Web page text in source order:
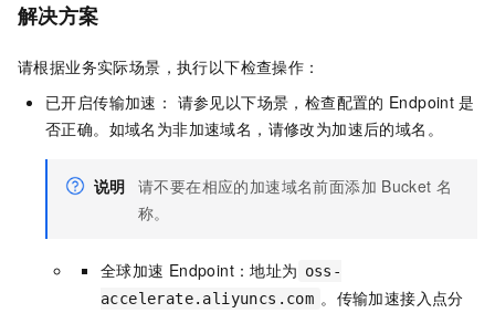
解决方案
请根据业务实际场景，执行以下检查操作：
已开启传输加速： 请参见以下场景，检查配置的 Endpoint 是
否正确。如域名为非加速域名，请修改为加速后的域名。
说明 请不要在相应的加速域名前面添加 Bucket 名
称。
全球加速 Endpoint：地址为 oss-
accelerate.aliyuncs.com 。传输加速接入点分